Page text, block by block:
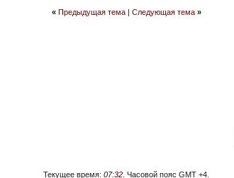
« Предыдущая тема| Следующая тема »
Текущее время: 07:32 . Часовой пояс GMT +4.